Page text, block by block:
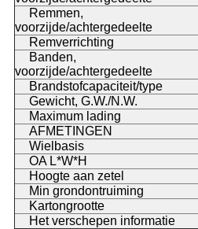
Remmen,
voorzijde/achtergedeelte
Remverrichting
Banden,
voorzijde/achtergedeelte
Brandstofcapaciteit/type
Gewicht, G.W./N.W.
Maximum lading
AFMETINGEN
Wielbasis
OA L*W*H
Hoogte aan zetel
Min grondontruiming
Kartongrootte
Het verschepen informatie